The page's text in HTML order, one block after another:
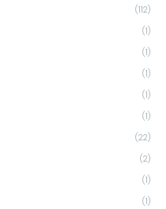
(112)
(1)
(1)
(1)
(1)
(1)
(22)
(2)
(1)
(1)